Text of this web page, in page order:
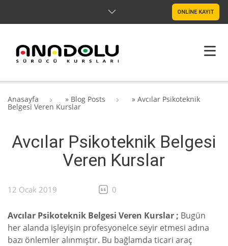
ONLİNE KAYIT
HAKKIMIZDA
ŞUBELER
SRC & PSIKOTEKNIK
BLOG
İLETIŞIM
Anasayfa » Blog Posts » Avcılar Psikoteknik
Belgesi Veren Kurslar
Avcılar Psikoteknik Belgesi
Veren Kurslar
12 Ocak 2019 0
Avcılar Psikoteknik Belgesi Veren Kurslar ; Bugün
her alanda işleyişin profesyonelce seyir etmesi adına
bazı önlemler alınmıştır. Bu bağlamda ticari araç